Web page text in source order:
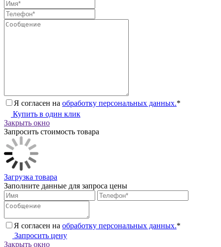
Я согласен на обработку персональных данных.*
Купить в один клик
Закрыть окно
Запросить стоимость товара
Загрузка товара
Заполните данные для запроса цены
Я согласен на обработку персональных данных.*
Запросить цену
Закрыть окно